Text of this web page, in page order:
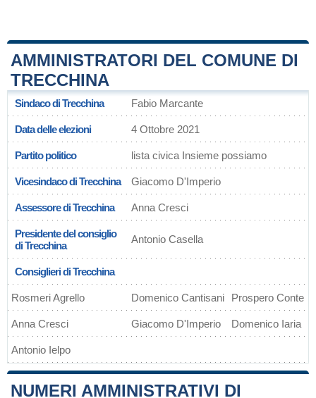
AMMINISTRATORI DEL COMUNE DI
TRECCHINA
Sindaco di Trecchina Fabio Marcante
Data delle elezioni 4 Ottobre 2021
Partito politico lista civica Insieme possiamo
Vicesindaco di Trecchina Giacomo D'Imperio
Assessore di Trecchina Anna Cresci
Presidente del consiglio
di Trecchina
Antonio Casella
Consiglieri di Trecchina
Rosmeri Agrello Domenico Cantisani Prospero Conte
Anna Cresci Giacomo D'Imperio Domenico Iaria
Antonio Ielpo
NUMERI AMMINISTRATIVI DI